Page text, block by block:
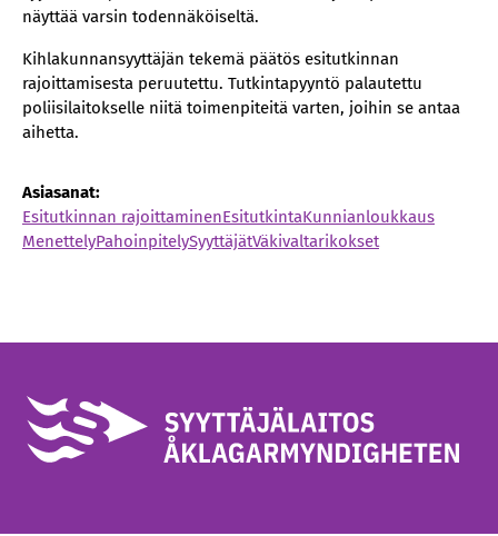
näyttää varsin todennäköiseltä.
Kihlakunnansyyttäjän tekemä päätös esitutkinnan
rajoittamisesta peruutettu. Tutkintapyyntö palautettu
poliisilaitokselle niitä toimenpiteitä varten, joihin se antaa
aihetta.
Asiasanat:
Esitutkinnan rajoittaminenEsitutkintaKunnianloukkaus
MenettelyPahoinpitelySyyttäjätVäkivaltarikokset